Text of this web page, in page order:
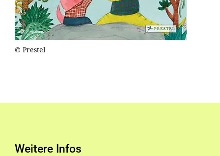
© Prestel
Weitere Infos